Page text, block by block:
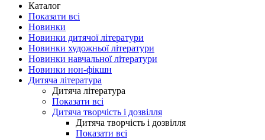
Каталог
Показати всі
Новинки
Новинки дитячої літератури
Новинки художньої літератури
Новинки навчальної літератури
Новинки нон-фікшн
Дитяча література
Дитяча література
Показати всі
Дитяча творчість і дозвілля
Дитяча творчість і дозвілля
Показати всі